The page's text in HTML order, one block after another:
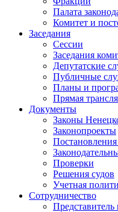
Палата
Комитет и
Заседания
Сессии
Заседания
Депутатские
Публичные
Планы и
Прямая
Документы
Законы
Законопроекты
Проверки
Решения судов
Учетная
Сотрудничество